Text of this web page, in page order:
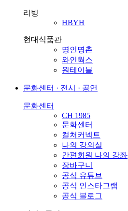
리빙
HBYH
현대식품관
명인명촌
와인웍스
원테이블
문화센터 · 전시 · 공연
문화센터
CH 1985
문화센터
컬처커넥트
나의 강의실
간편회원 나의 강좌
장바구니
공식 유튜브
공식 인스타그램
공식 블로그